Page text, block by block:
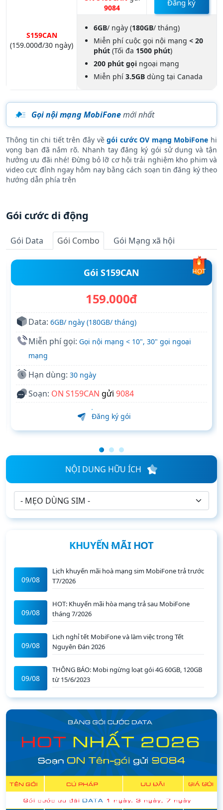
S159CAN
(159.000đ/30 ngày)
9084
Đăng ký
6GB/ ngày (180GB/ tháng)
Miễn phí cuộc gọi nội mạng < 20
phút (Tối đa 1500 phút)
200 phút gọi ngoại mạng
Miễn phí 3.5GB dùng tại Canada
Gọi nội mạng MobiFonemới nhất
Thông tin chi tiết trên đây vềgói cước OV mạng MobiFone hi
vọng bạn đã nắm rõ. Nhanh tay đăng ký gói sử dụng và tận
hưởng ưu đãi nhé! Đừng bỏ lỡ cơ hội trải nghiệm kho phim và
video cực đỉnh ngay hôm nay bằng cách soạn tin đăng ký theo
hướng dẫn phía trên
Gói cước di động
Gói Data Gói Combo Gói Mạng xã hội
HOT
Gói S159CAN
159.000đ
Data: 6GB/ ngày (180GB/ tháng)
Miễn phí gọi: Gọi nội mạng < 10", 30" gọi ngoại
mạng
Hạn dùng: 30 ngày
Soạn: ON S159CAN gửi 9084
Đăng ký gói
NỘI DUNG HỮU ÍCH
KHUYẾN MÃI HOT
09/08
Lịch khuyến mãi hoà mạng sim MobiFone trả trước
T7/2026
09/08
HOT: Khuyến mãi hòa mạng trả sau MobiFone
tháng 7/2026
09/08
Lịch nghỉ tết MobiFone và làm việc trong Tết
Nguyên Đán 2026
09/08
THÔNG BÁO: Mobi ngừng loạt gói 4G 60GB, 120GB
từ 15/6/2023